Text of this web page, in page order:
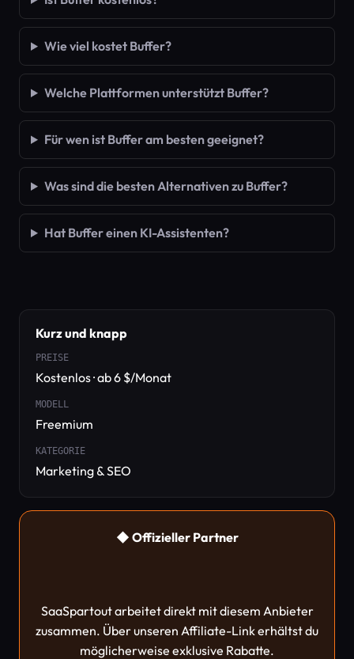
Wie viel kostet Buffer?
Welche Plattformen unterstützt Buffer?
Für wen ist Buffer am besten geeignet?
Was sind die besten Alternativen zu Buffer?
Hat Buffer einen KI-Assistenten?
Kurz und knapp
PREISE
Kostenlos · ab 6 $/Monat
MODELL
Freemium
KATEGORIE
Marketing & SEO
◆ Offizieller Partner
SaaSpartout arbeitet direkt mit diesem Anbieter
zusammen. Über unseren Affiliate-Link erhältst du
möglicherweise exklusive Rabatte.